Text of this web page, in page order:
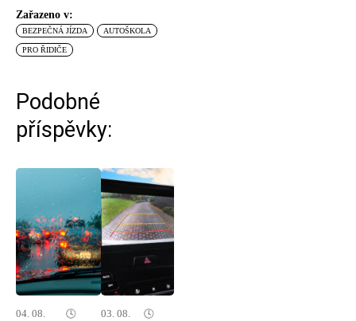
Zařazeno v:
BEZPEČNÁ JÍZDA AUTOŠKOLA
PRO ŘIDIČE
Podobné
příspěvky:
04. 08.
🕓
03. 08.
🕓